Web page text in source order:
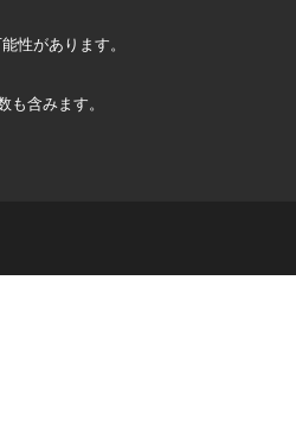
性があります。
含みます。